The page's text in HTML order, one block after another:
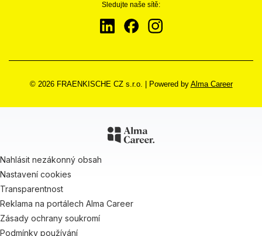
Sledujte naše sítě:
© 2026 FRAENKISCHE CZ s.r.o. Powered by Alma Career
Nahlásit nezákonný obsah
Nastavení cookies
Transparentnost
Reklama na portálech Alma Career
Zásady ochrany soukromí
Podmínky používání